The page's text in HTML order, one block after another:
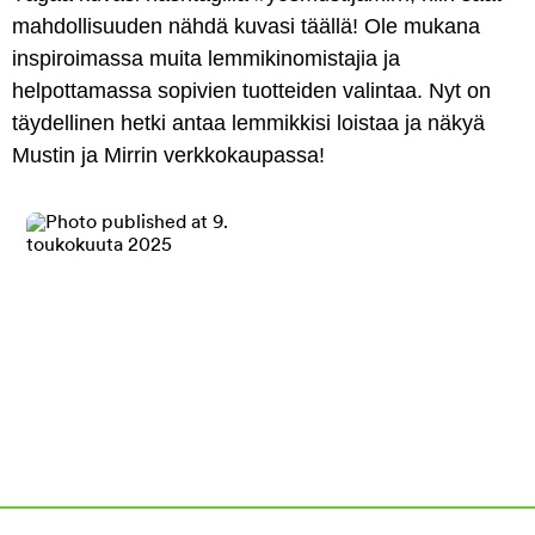
mahdollisuuden nähdä kuvasi täällä! Ole mukana
inspiroimassa muita lemmikinomistajia ja
helpottamassa sopivien tuotteiden valintaa. Nyt on
täydellinen hetki antaa lemmikkisi loistaa ja näkyä
Mustin ja Mirrin verkkokaupassa!